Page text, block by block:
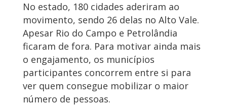
No estado, 180 cidades aderiram ao
movimento, sendo 26 delas no Alto Vale.
Apesar Rio do Campo e Petrolândia
ficaram de fora. Para motivar ainda mais
o engajamento, os municípios
participantes concorrem entre si para
ver quem consegue mobilizar o maior
número de pessoas.